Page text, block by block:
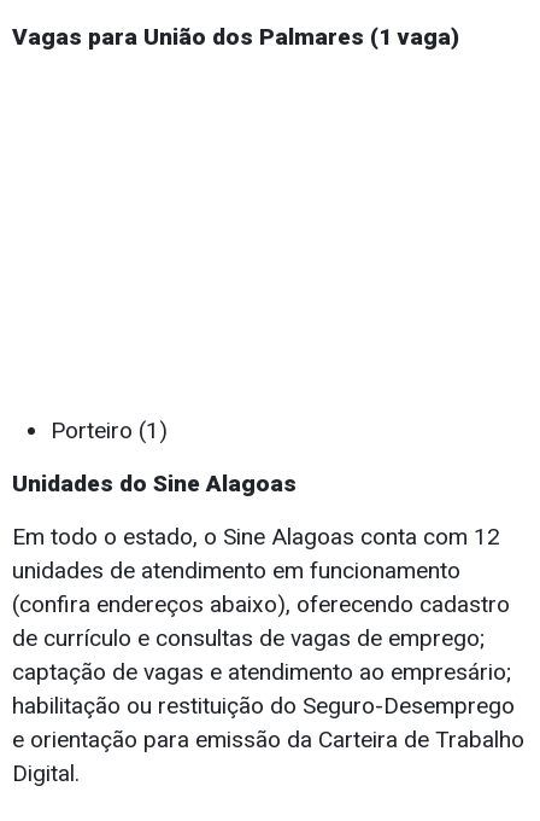
Vagas para União dos Palmares (1 vaga)
Porteiro (1)
Unidades do Sine Alagoas
Em todo o estado, o Sine Alagoas conta com 12
unidades de atendimento em funcionamento
(confira endereços abaixo), oferecendo cadastro
de currículo e consultas de vagas de emprego;
captação de vagas e atendimento ao empresário;
habilitação ou restituição do Seguro-Desemprego
e orientação para emissão da Carteira de Trabalho
Digital.